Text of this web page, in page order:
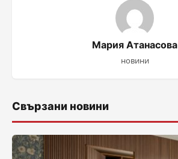
Мария Атанасова
новини
Свързани новини